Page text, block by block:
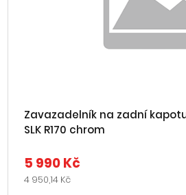
Zavazadelník na zadní
SLK R170 chrom
5 990 Kč
4 950,14 Kč